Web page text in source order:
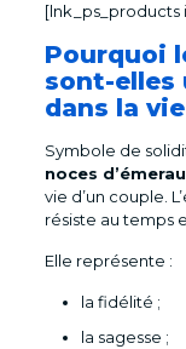
[lnk_ps_products
Pourquoi
sont-elles
dans la
Symbole de
noces
vie d’un couple.
résiste au temps
Elle représente :
la fidélité ;
la sagesse ;